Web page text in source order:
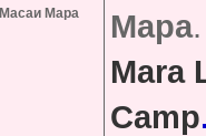
Масаи Мара
Мара
Mara
Camp